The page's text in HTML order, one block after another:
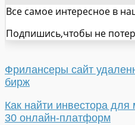
Все самое интересное в
Подпишись,чтобы не
Фрилансеры сайт
бирж
Как найти инвестора для
30 онлайн-платформ